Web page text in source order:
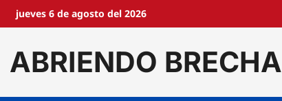
jueves 6 de agosto del 2026
ABRIENDO BRECHA